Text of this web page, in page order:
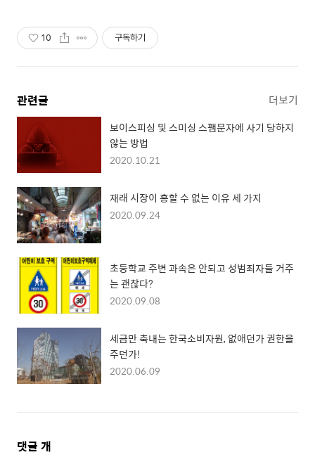
10 구독하기
관련글 더보기
보이스피싱 및 스미싱 스팸문자에 사기 당하지
않는 방법
2020.10.21
재래 시장이 흥할 수 없는 이유 세 가지
2020.09.24
초등학교 주변 과속은 안되고 성범죄자들 거주
는 괜찮다?
2020.09.08
세금만 축내는 한국소비자원, 없애던가 권한을
주던가!
2020.06.09
댓
댓글 개